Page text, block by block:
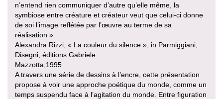
n’entend rien communiquer d’autre qu’elle même, la
symbiose entre créature et créateur veut que celui-ci donne
de soi l’image reflétée par l’œuvre au terme de sa
réalisation ».
Alexandra Rizzi, « La couleur du silence », in Parmiggiani,
Disegni, éditions Gabriele
Mazzotta,1995
A travers une série de dessins à l’encre, cette présentation
propose à voir une approche poétique du monde, comme un
temps suspendu face à l’agitation du monde. Entre figuration